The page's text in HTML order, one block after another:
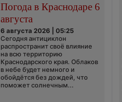
Погода в Краснодаре 6
августа
6 августа 2026 | 05:25
Сегодня антициклон
распространит своё влияние
на всю территорию
Краснодарского края. Облаков
в небе будет немного и
обойдётся без дождей, что
поможет солнечным...